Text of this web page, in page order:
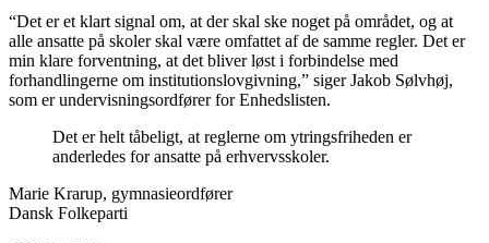
“Det er et klart signal om, at der skal ske noget på området, og at
alle ansatte på skoler skal være omfattet af de samme regler. Det er
min klare forventning, at det bliver løst i forbindelse med
forhandlingerne om institutionslovgivning,” siger Jakob Sølvhøj,
som er undervisningsordfører for Enhedslisten.
Det er helt tåbeligt, at reglerne om ytringsfriheden er
anderledes for ansatte på erhvervsskoler.
Marie Krarup, gymnasieordfører
Dansk Folkeparti